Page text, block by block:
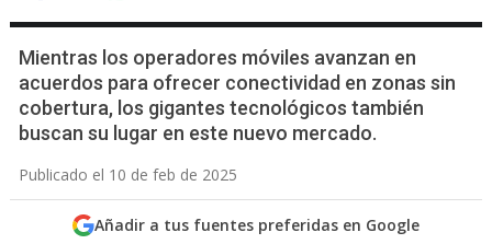
Mientras los operadores móviles avanzan en
acuerdos para ofrecer conectividad en zonas sin
cobertura, los gigantes tecnológicos también
buscan su lugar en este nuevo mercado.
Publicado el 10 de feb de 2025
Añadir a tus fuentes preferidas en Google